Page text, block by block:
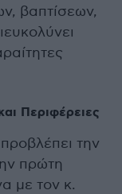
βαπτίσεων,
Περιφέρειες
την
πρώτη
με τον κ.